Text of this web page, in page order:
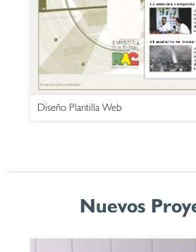
Diseño Plantilla Web
Nuevos